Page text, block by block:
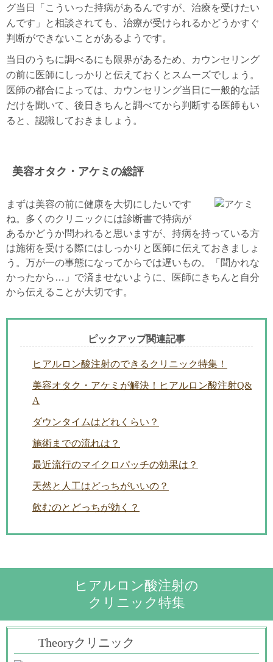
グ当日「こういった持病があるんですが、治療を受けたい
んです」と相談されても、治療が受けられるかどうかすぐ
判断ができないことがあるようです。
当日のうちに調べるにも限界があるため、カウンセリング
の前に医師にしっかりと伝えておくとスムーズでしょう。
医師の都合によっては、カウンセリング当日に一般的な話
だけを聞いて、後日きちんと調べてから判断する医師もい
ると、認識しておきましょう。
美容オタク・アケミの総評
まずは美容の前に健康を大切にしたいです
ね。多くのクリニックには診断書で持病が
あるかどうか問われると思いますが、持病を持っている方
は施術を受ける際にはしっかりと医師に伝えておきましょ
う。万が一の事態になってからでは遅いもの。「聞かれな
かったから…」で済ませないように、医師にきちんと自分
から伝えることが大切です。
ピックアップ関連記事
ヒアルロン酸注射のできるクリニック特集！
美容オタク・アケミが解決！ヒアルロン酸注射Q&
A
ダウンタイムはどれくらい？
施術までの流れは？
最近流行のマイクロパッチの効果は？
天然と人工はどっちがいいの？
飲むのとどっちが効く？
ヒアルロン酸注射の
クリニック特集
Theoryクリニック